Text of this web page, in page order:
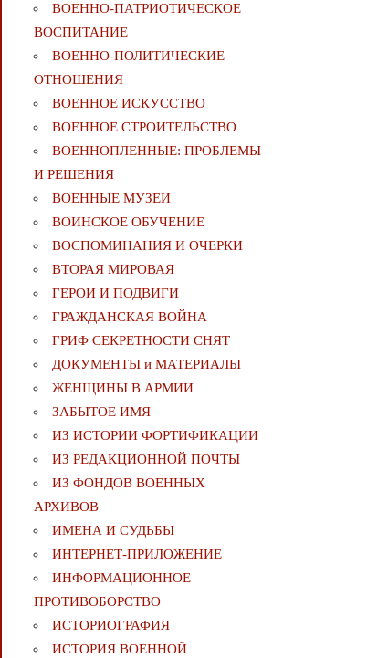
ВОЕННО-ПАТРИОТИЧЕСКОЕ
ВОСПИТАНИЕ
ВОЕННО-ПОЛИТИЧЕСКИE
ОТНОШЕНИЯ
ВОЕННОЕ ИСКУССТВО
ВОЕННОЕ СТРОИТЕЛЬСТВО
ВОЕННОПЛЕННЫЕ: ПРОБЛЕМЫ
И РЕШЕНИЯ
ВОЕННЫЕ МУЗЕИ
ВОИНСКОЕ ОБУЧЕНИЕ
ВОСПОМИНАНИЯ И ОЧЕРКИ
ВТОРАЯ МИРОВАЯ
ГЕРОИ И ПОДВИГИ
ГРАЖДАНСКАЯ ВОЙНА
ГРИФ СЕКРЕТНОСТИ СНЯТ
ДОКУМЕНТЫ и МАТЕРИАЛЫ
ЖЕНЩИНЫ В АРМИИ
ЗАБЫТОЕ ИМЯ
ИЗ ИСТОРИИ ФОРТИФИКАЦИИ
ИЗ РЕДАКЦИОННОЙ ПОЧТЫ
ИЗ ФОНДОВ ВОЕННЫХ
АРХИВОВ
ИМЕНА И СУДЬБЫ
ИНТЕРНЕТ-ПРИЛОЖЕНИЕ
ИНФОРМАЦИОННОЕ
ПРОТИВОБОРСТВО
ИСТОРИОГРАФИЯ
ИСТОРИЯ ВОЕННОЙ